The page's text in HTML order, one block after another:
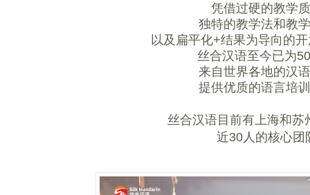
凭借过硬的教学
独特的教学法和教
以及扁平化+结果为导向的
丝合汉语至今已为
来自世界各地的汉
提供优质的语言培
丝合汉语目前有上海和苏
近30人的核心团